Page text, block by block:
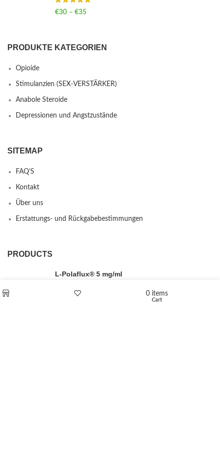
€30 – €35
PRODUKTE KATEGORIEN
Opioide
Stimulanzien (SEX-VERSTÄRKER)
Anabole Steroide
Depressionen und Angstzustände
SITEMAP
FAQ’S
Kontakt
Über uns
Erstattungs- und Rückgabebestimmungen
PRODUCTS
L-Polaflux® 5 mg/ml
0 items
Cart